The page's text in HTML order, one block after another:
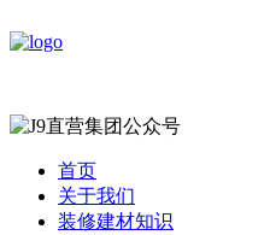
首页
关于我们
装修建材知识